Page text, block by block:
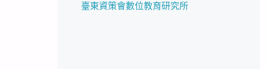
臺東資策會數位教育研究所